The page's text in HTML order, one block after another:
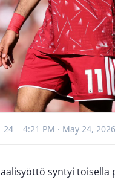
24 4:21 PM · May 24, 2026
syntyi toisella